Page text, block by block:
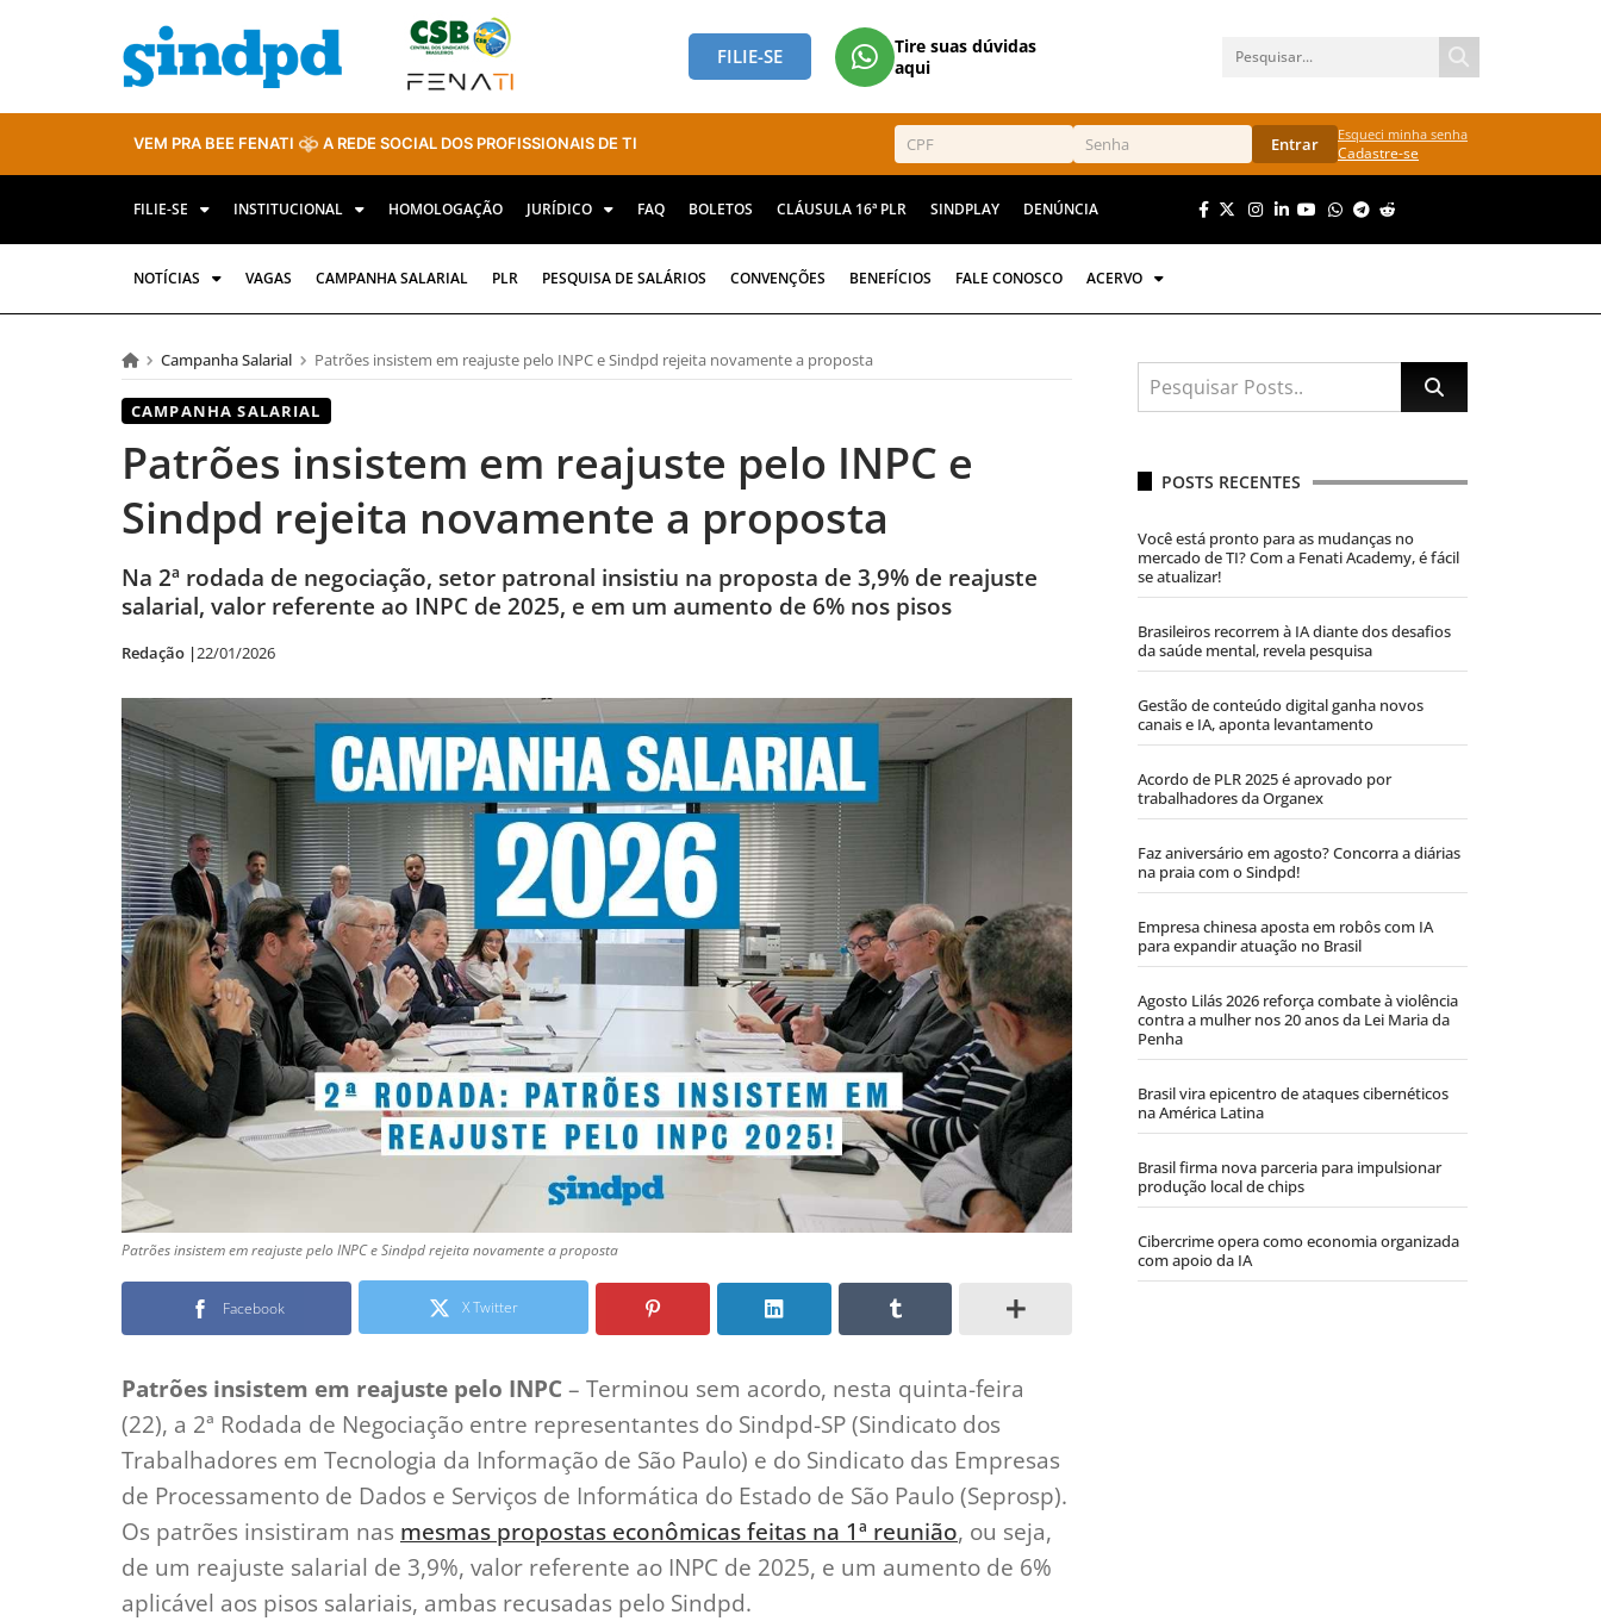
FILIE-SE
Tire suas dúvidas
aqui
VEM PRA BEE FENATI A REDE SOCIAL DOS PROFISSIONAIS DE TI Entrar Esqueci minha senha
Cadastre-se
FILIE-SE INSTITUCIONAL HOMOLOGAÇÃO JURÍDICO FAQ BOLETOS CLÁUSULA 16ª PLR SINDPLAY DENÚNCIA
NOTÍCIAS VAGAS CAMPANHA SALARIAL PLR PESQUISA DE SALÁRIOS CONVENÇÕES BENEFÍCIOS FALE CONOSCO ACERVO
Campanha Salarial Patrões insistem em reajuste pelo INPC e Sindpd rejeita novamente a proposta
CAMPANHA SALARIAL
Patrões insistem em reajuste pelo INPC e
Sindpd rejeita novamente a proposta
Na 2ª rodada de negociação, setor patronal insistiu na proposta de 3,9% de reajuste
salarial, valor referente ao INPC de 2025, e em um aumento de 6% nos pisos
Redação |22/01/2026
Patrões insistem em reajuste pelo INPC e Sindpd rejeita novamente a proposta
Facebook X Twitter
Patrões insistem em reajuste pelo INPC– Terminou sem acordo, nesta quinta-feira
(22), a 2ª Rodada de Negociação entre representantes do Sindpd-SP (Sindicato dos
Trabalhadores em Tecnologia da Informação de São Paulo) e do Sindicato das Empresas
de Processamento de Dados e Serviços de Informática do Estado de São Paulo (Seprosp).
Os patrões insistiram nas mesmas propostas econômicas feitas na 1ª reunião, ou seja,
de um reajuste salarial de 3,9%, valor referente ao INPC de 2025, e um aumento de 6%
aplicável aos pisos salariais, ambas recusadas pelo Sindpd.
POSTS RECENTES
Você está pronto para as mudanças no
mercado de TI? Com a Fenati Academy, é fácil
se atualizar!
Brasileiros recorrem à IA diante dos desafios
da saúde mental, revela pesquisa
Gestão de conteúdo digital ganha novos
canais e IA, aponta levantamento
Acordo de PLR 2025 é aprovado por
trabalhadores da Organex
Faz aniversário em agosto? Concorra a diárias
na praia com o Sindpd!
Empresa chinesa aposta em robôs com IA
para expandir atuação no Brasil
Agosto Lilás 2026 reforça combate à violência
contra a mulher nos 20 anos da Lei Maria da
Penha
Brasil vira epicentro de ataques cibernéticos
na América Latina
Brasil firma nova parceria para impulsionar
produção local de chips
Cibercrime opera como economia organizada
com apoio da IA